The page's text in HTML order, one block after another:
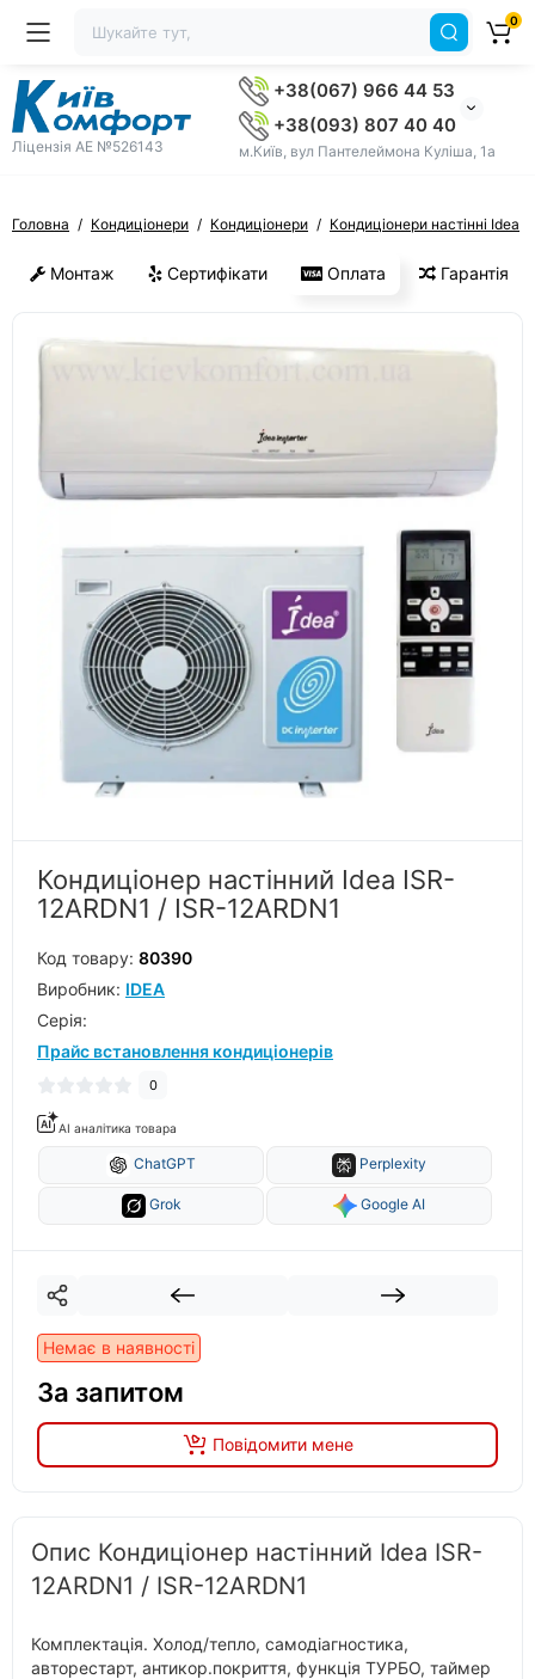
Ліцензія AE №526143
+38(067) 966 44 53
+38(093) 807 40 40
м.Київ, вул Пантелеймона Куліша, 1а
0
Головна Кондиціонери Кондиціонери Кондиціонери настінні Idea
Монтаж Сертифікати Оплата Гарантія
Кондиціонер настінний Idea ISR-
12ARDN1 / ISR-12ARDN1
Код товару: 80390
Виробник: IDEA
Серiя:
Прайс встановлення кондиціонерів
0
AI аналітика товара
ChatGPT Perplexity
Grok Google AI
Немає в наявності
За запитом
Повідомити мене
Опис Кондиціонер настінний Idea ISR-
12ARDN1 / ISR-12ARDN1
Комплектація. Холод/тепло, самодіагностика,
авторестарт, антикор.покриття, функція ТУРБО, таймер